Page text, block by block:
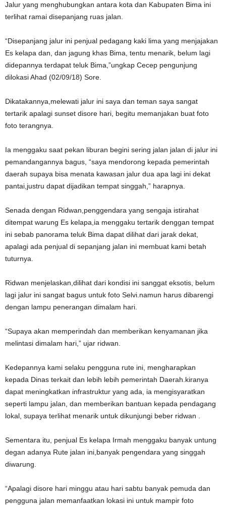
Jalur yang menghubungkan antara kota dan Kabupaten Bima ini
terlihat ramai disepanjang ruas jalan.
“Disepanjang jalur ini penjual pedagang kaki lima yang menjajakan
Es kelapa dan, dan jagung khas Bima, tentu menarik, belum lagi
didepannya terdapat teluk Bima,”ungkap Cecep pengunjung
dilokasi Ahad (02/09/18) Sore.
Dikatakannya,melewati jalur ini saya dan teman saya sangat
tertarik apalagi sunset disore hari, begitu memanjakan buat foto
foto terangnya.
Ia menggaku saat pekan liburan begini sering jalan jalan di jalur ini
pemandangannya bagus, “saya mendorong kepada pemerintah
daerah supaya bisa menata kawasan jalur dua apa lagi ini dekat
pantai,justru dapat dijadikan tempat singgah,” harapnya.
Senada dengan Ridwan,penggendara yang sengaja istirahat
ditempat warung Es kelapa,ia menggaku tertarik denggan tempat
ini sebab panorama teluk Bima dapat dilihat dari jarak dekat,
apalagi ada penjual di sepanjang jalan ini membuat kami betah
tuturnya.
Ridwan menjelaskan,dilihat dari kondisi ini sanggat eksotis, belum
lagi jalur ini sangat bagus untuk foto Selvi.namun harus dibarengi
dengan lampu penerangan dimalam hari.
“Supaya akan memperindah dan memberikan kenyamanan jika
melintasi dimalam hari,” ujar ridwan.
Kedepannya kami selaku pengguna rute ini, mengharapkan
kepada Dinas terkait dan lebih lebih pemerintah Daerah.kiranya
dapat meningkatkan infrastruktur yang ada, ia mengisyaratkan
seperti lampu jalan, dan memberikan bantuan kepada pendagang
lokal, supaya terlihat menarik untuk dikunjungi beber ridwan .
Sementara itu, penjual Es kelapa Irmah menggaku banyak untung
degan adanya Rute jalan ini,banyak pengendara yang singgah
diwarung.
“Apalagi disore hari minggu atau hari sabtu banyak pemuda dan
pengguna jalan memanfaatkan lokasi ini untuk mampir foto